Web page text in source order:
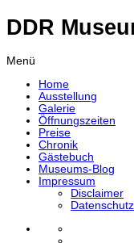
DDR
Menü
Home
Ausstellung
Galerie
Öffnungszeiten
Preise
Chronik
Gästebuch
Museums-Blog
Impressum
Disclaimer